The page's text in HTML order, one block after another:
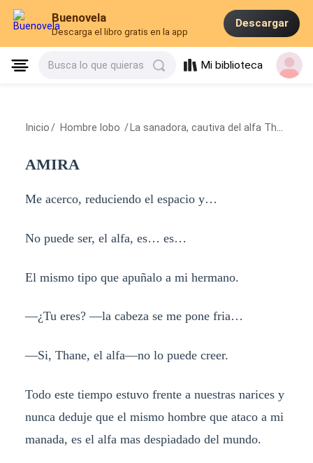
Buenovela
Descarga el libro gratis en la app
Descargar
Busca lo que quieras Mi biblioteca
Inicio / Hombre lobo / La sanadora, cautiva del alfa Thane
AMIRA
Me acerco, reduciendo el espacio y…
No puede ser, el alfa, es… es…
El mismo tipo que apuñalo a mi hermano.
—¿Tu eres? —la cabeza se me pone fria…
—Si, Thane, el alfa—no lo puede creer.
Todo este tiempo estuvo frente a nuestras narices y
nunca deduje que el mismo hombre que ataco a mi
manada, es el alfa mas despiadado del mundo.